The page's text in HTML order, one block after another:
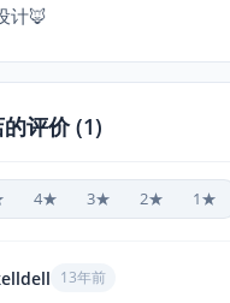
计🦊
评价 (1)
4★ 3★ 2★ 1★
13年前